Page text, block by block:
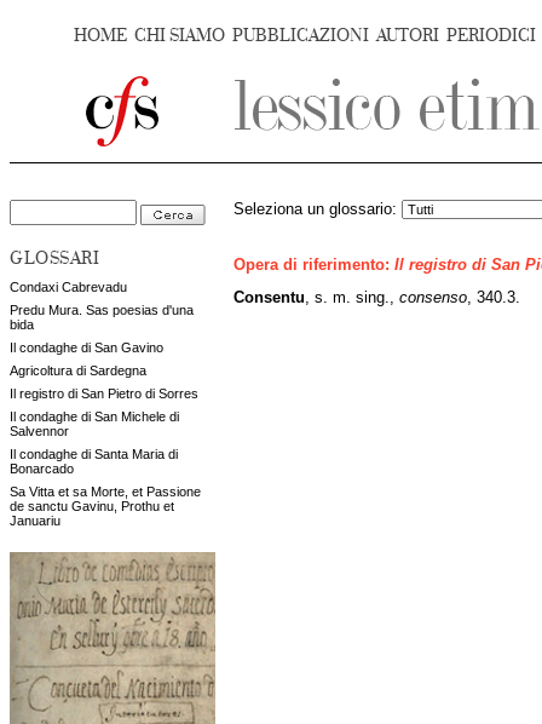
HOME CHI SIAMO PUBBLICAZIONI AUTORI PERIODICI
GLOSSARI
Condaxi Cabrevadu
Predu Mura. Sas poesias d'una
bida
Il condaghe di San Gavino
Agricoltura di Sardegna
Il registro di San Pietro di Sorres
Il condaghe di San Michele di
Salvennor
Il condaghe di Santa Maria di
Bonarcado
Sa Vitta et sa Morte, et Passione
de sanctu Gavinu, Prothu et
Januariu
Seleziona un glossario:
Opera di riferimento: Il registro di San
Consentu , s. m. sing., consenso , 340.3.